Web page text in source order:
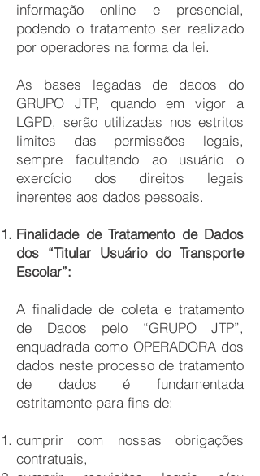
informação online e presencial,
podendo o tratamento ser realizado
por operadores na forma da lei.
As bases legadas de dados do
GRUPO JTP, quando em vigor a
LGPD, serão utilizadas nos estritos
limites das permissões legais,
sempre facultando ao usuário o
exercício dos direitos legais
inerentes aos dados pessoais.
Finalidade de Tratamento de Dados
dos “Titular Usuário do Transporte
Escolar”:
A finalidade de coleta e tratamento
de Dados pelo “GRUPO JTP”,
enquadrada como OPERADORA dos
dados neste processo de tratamento
de dados é fundamentada
estritamente para fins de:
cumprir com nossas obrigações
contratuais,